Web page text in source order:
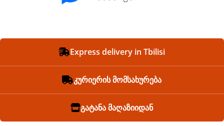
Express delivery in Tbilisi
კურიერის მომსახურება
გატანა მაღაზიიდან